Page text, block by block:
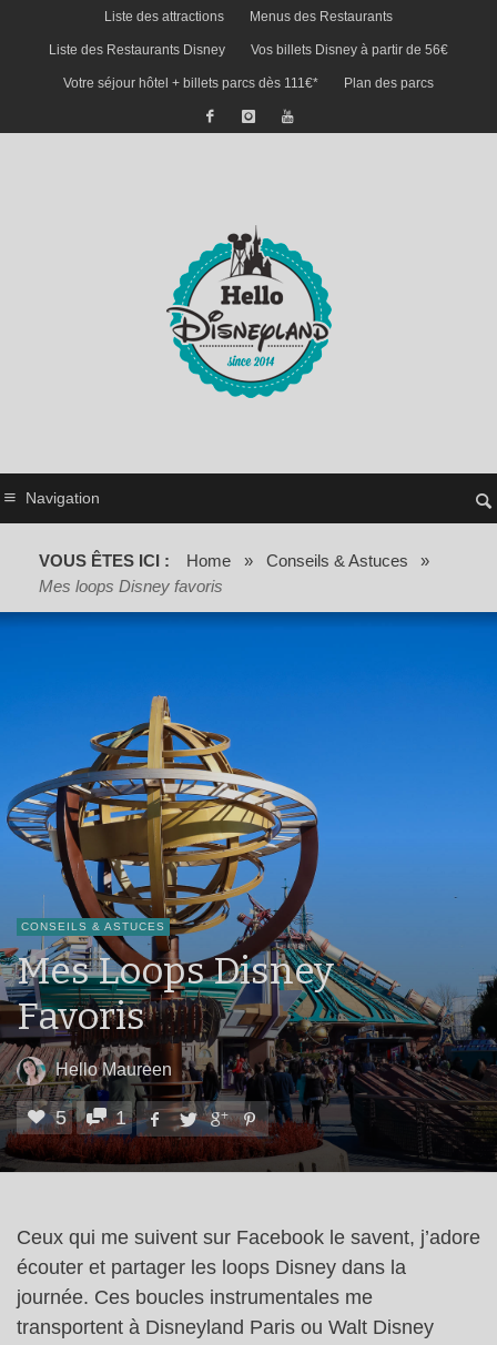
Liste des attractions Menus des Restaurants
Liste des Restaurants Disney Vos billets Disney à partir de 56€
Votre séjour hôtel + billets parcs dès 111€* Plan des parcs
Navigation
VOUS ÊTES ICI : Home » Conseils & Astuces
»
Mes loops Disney favoris
CONSEILS & ASTUCES
Mes Loops Disney
Favoris
Hello Maureen
5 1
Ceux qui me suivent sur Facebook le savent, j’adore
écouter et partager les loops Disney dans la
journée. Ces boucles instrumentales me
transportent à Disneyland Paris ou Walt Disney